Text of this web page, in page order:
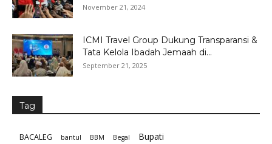
November 21, 2024
ICMI Travel Group Dukung Transparansi &
Tata Kelola Ibadah Jemaah di...
September 21, 2025
Tag
BACALEG bantul BBM Begal Bupati